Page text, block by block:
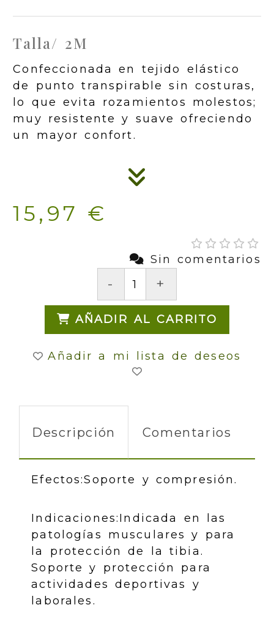
Talla/ 2M
Confeccionada en tejido elástico
de punto transpirable sin costuras,
lo que evita rozamientos molestos;
muy resistente y suave ofreciendo
un mayor confort.
15,97 €
Sin comentarios
- +
AÑADIR AL CARRITO
Añadir a mi lista de deseos
Descripción Comentarios
Efectos:Soporte y compresión.
Indicaciones:Indicada en las
patologías musculares y para
la protección de la tibia.
Soporte y protección para
actividades deportivas y
laborales.